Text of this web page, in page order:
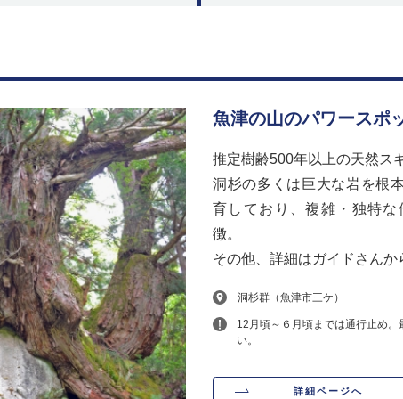
魚津の山のパワースポ
推定樹齢500年以上の天然スギ
洞杉の多くは巨大な岩を根
育しており、複雑・独特
徴。
その他、詳細はガイドさんか
洞杉群（魚津市三ケ）
12月頃～６月頃までは通行止め
い。
詳細ページへ